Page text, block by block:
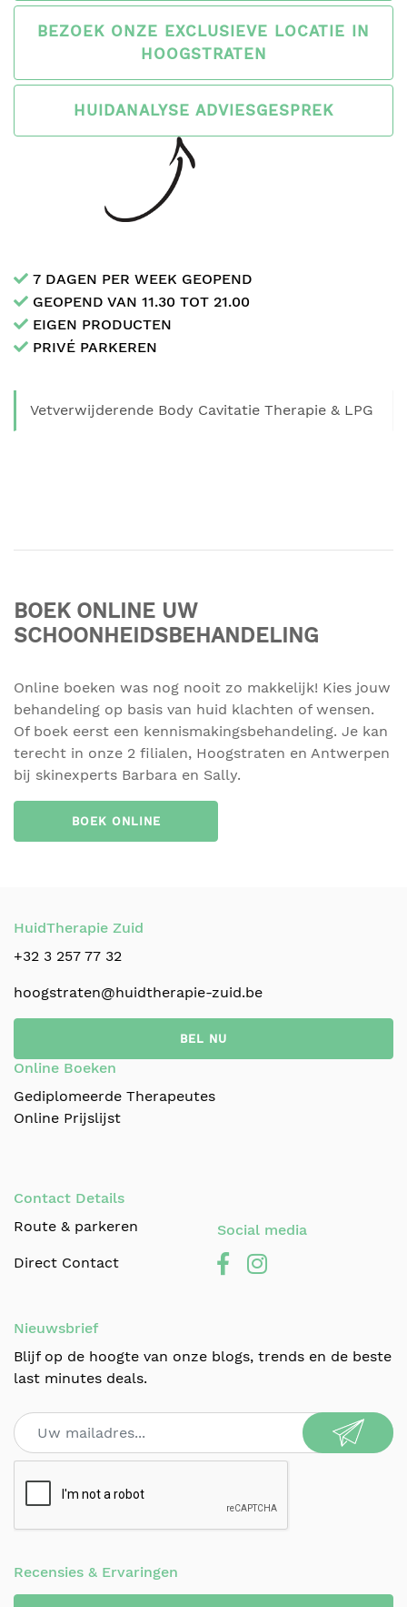
BEZOEK ONZE EXCLUSIEVE LOCATIE IN
HOOGSTRATEN
HUIDANALYSE ADVIESGESPREK
7 DAGEN PER WEEK GEOPEND
GEOPEND VAN 11.30 TOT 21.00
EIGEN PRODUCTEN
PRIVÉ PARKEREN
Vetverwijderende Body Cavitatie Therapie & LPG
BOEK ONLINE UW
SCHOONHEIDSBEHANDELING
Online boeken was nog nooit zo makkelijk! Kies jouw
behandeling op basis van huid klachten of wensen.
Of boek eerst een kennismakingsbehandeling. Je kan
terecht in onze 2 filialen, Hoogstraten en Antwerpen
bij skinexperts Barbara en Sally.
BOEK ONLINE
HuidTherapie Zuid
+32 3 257 77 32
hoogstraten@huidtherapie-zuid.be
BEL NU
Online Boeken
Gediplomeerde Therapeutes
Online Prijslijst
Contact Details
Route & parkeren
Direct Contact
Social media
Nieuwsbrief
Blijf op de hoogte van onze blogs, trends en de beste
last minutes deals.
Recensies & Ervaringen